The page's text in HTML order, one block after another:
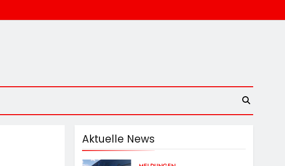
Aktuelle News